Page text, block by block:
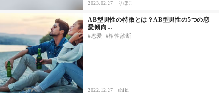
マッチングアプリ
結婚相談所
あるある
2023.02.27 りほこ
AB型男性の特徴とは？AB型男性の5つの恋
愛傾向…
恋愛 相性診断
2022.12.27 shiki